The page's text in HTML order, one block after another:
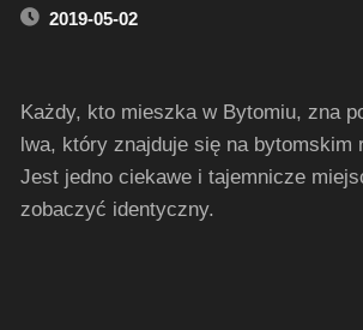
2019-05-02
Każdy, kto mieszka w Bytomiu, zna
lwa, który znajduje się na bytomskim
Jest jedno ciekawe i tajemnicze
zobaczyć identyczny.